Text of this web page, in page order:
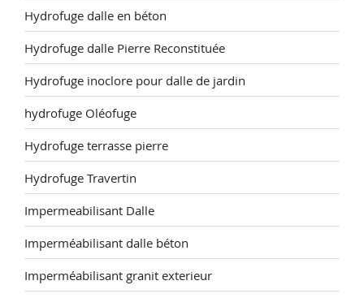
Hydrofuge dalle en béton
Hydrofuge dalle Pierre Reconstituée
Hydrofuge inoclore pour dalle de jardin
hydrofuge Oléofuge
Hydrofuge terrasse pierre
Hydrofuge Travertin
Impermeabilisant Dalle
Imperméabilisant dalle béton
Imperméabilisant granit exterieur